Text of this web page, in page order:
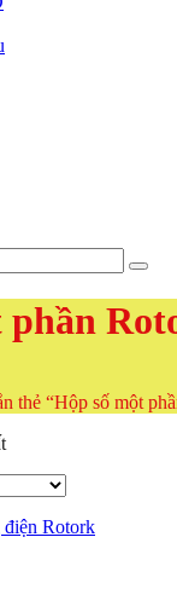
phần
thẻ “Hộp số một